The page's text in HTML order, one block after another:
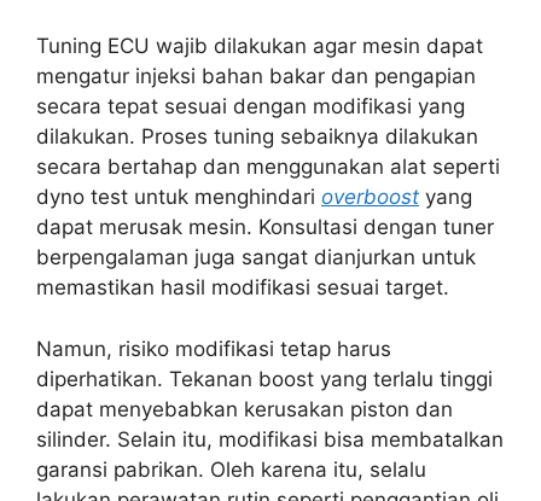
Tuning ECU wajib dilakukan agar mesin dapat
mengatur injeksi bahan bakar dan pengapian
secara tepat sesuai dengan modifikasi yang
dilakukan. Proses tuning sebaiknya dilakukan
secara bertahap dan menggunakan alat seperti
dyno test untuk menghindari overboost yang
dapat merusak mesin. Konsultasi dengan tuner
berpengalaman juga sangat dianjurkan untuk
memastikan hasil modifikasi sesuai target.
Namun, risiko modifikasi tetap harus
diperhatikan. Tekanan boost yang terlalu tinggi
dapat menyebabkan kerusakan piston dan
silinder. Selain itu, modifikasi bisa membatalkan
garansi pabrikan. Oleh karena itu, selalu